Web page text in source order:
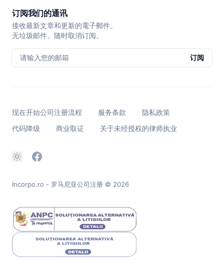
订阅我们的通讯
接收最新文章和更新的電子郵件。
无垃圾邮件。随时取消订阅。
请输入您的邮箱 订阅
现在开始公司注册流程 服务条款
隐私政策
代码降级
商业取证 关于未经授权的律师执业
Incorpo.ro - 罗马尼亚公司注册 © 2026